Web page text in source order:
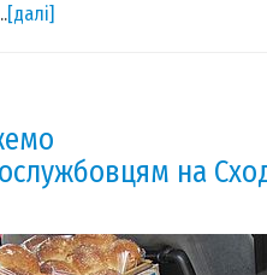
[далі]
на